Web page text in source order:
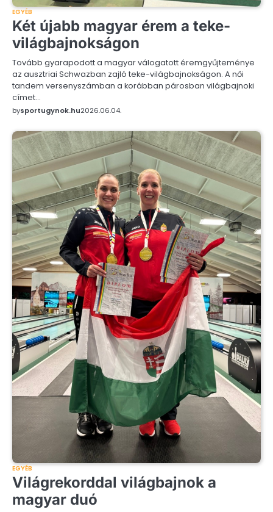
EGYÉB
Két újabb magyar érem a teke-
világbajnokságon
Tovább gyarapodott a magyar válogatott éremgyűjteménye
az ausztriai Schwazban zajló teke-világbajnokságon. A női
tandem versenyszámban a korábban párosban világbajnoki
címet…
bysportugynok.hu2026.06.04.
EGYÉB
Világrekorddal világbajnok a
magyar duó